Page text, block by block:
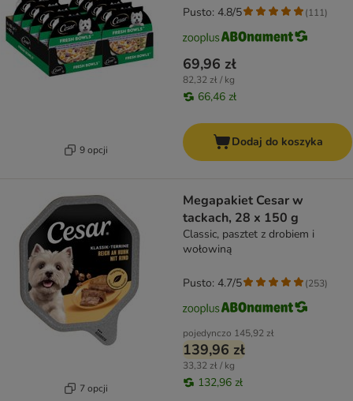
9 opcji
69,96 zł
82,32 zł / kg
66,46 zł
Pusto: 4.8/5 (111)
Dodaj do koszyka
7 opcji
Megapakiet Cesar w
tackach, 28 x 150 g
Classic, pasztet z drobiem i
wołowiną
pojedynczo 145,92 zł
139,96 zł
33,32 zł / kg
132,96 zł
Pusto: 4.7/5 (253)